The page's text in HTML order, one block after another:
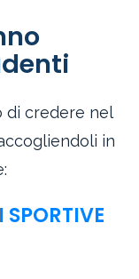
di credere nel
in